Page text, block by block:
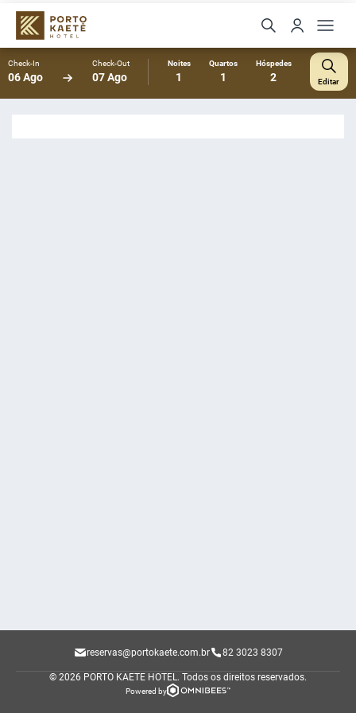
Check-In
06 Ago
Check-Out
07 Ago
Noites
1
Quartos
1
Hóspedes
2 Editar
reservas@portokaete.com.br 82 3023 8307
© 2026 PORTO KAETE HOTEL. Todos os direitos reservados.
Powered by